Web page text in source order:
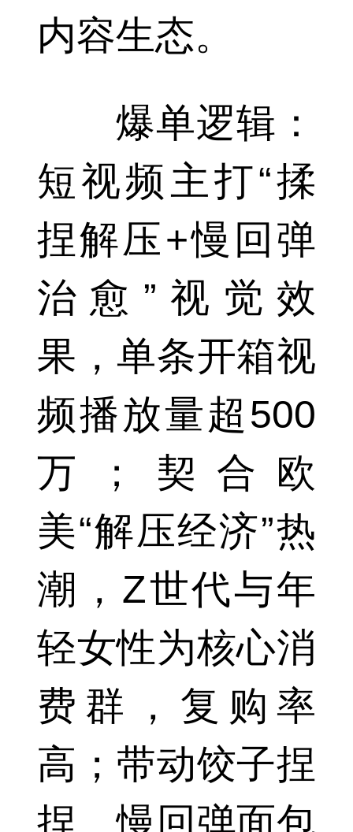
内容生态。
爆单逻辑：
短视频主打“揉
捏解压+慢回弹
治愈”视觉效
果，单条开箱视
频播放量超500
万；契合欧
美“解压经济”热
潮，Z世代与年
轻女性为核心消
费群，复购率
高；带动饺子捏
捏、慢回弹面包